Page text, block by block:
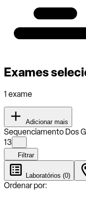
Exames
1 exame
Adicionar mais
Sequenciamento Dos
13
Filtrar
Laboratórios (0)
Ordenar por: